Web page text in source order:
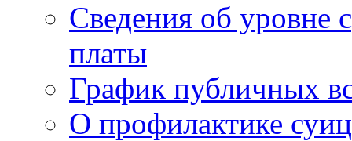
Сведения об уровне
платы
График публичных
О профилактике